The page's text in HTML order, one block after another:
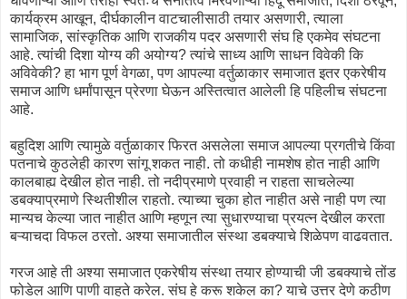
कार्यक्रम आखून, दीर्घकालीन वाटचालीसाठी तयार असणारी, त्याला
सामाजिक, सांस्कृतिक आणि राजकीय पदर असणारी संघ हि एकमेव संघटना
आहे. त्यांची दिशा योग्य की अयोग्य? त्यांचे साध्य आणि साधन विवेकी कि
अविवेकी? हा भाग पूर्ण वेगळा, पण आपल्या वर्तुळाकार समाजात इतर एकरेषीय
समाज आणि धर्मांपासून प्रेरणा घेऊन अस्तित्वात आलेली हि पहिलीच संघटना
आहे.
बहुदिश आणि त्यामुळे वर्तुळाकार फिरत असलेला समाज आपल्या प्रगतीचे किंवा
पतनाचे कुठलेही कारण सांगू शकत नाही. तो कधीही नामशेष होत नाही आणि
कालबाह्य देखील होत नाही. तो नदीप्रमाणे प्रवाही न राहता साचलेल्या
डबक्याप्रमाणे स्थितीशील राहतो. त्याच्या चुका होत नाहीत असे नाही पण त्या
मान्यच केल्या जात नाहीत आणि म्हणून त्या सुधारण्याचा प्रयत्न देखील करता
बऱ्याचदा विफल ठरतो. अश्या समाजातील संस्था डबक्याचे शिळेपण वाढवतात.
गरज आहे ती अश्या समाजात एकरेषीय संस्था तयार होण्याची जी डबक्याचे तोंड
फोडेल आणि पाणी वाहते करेल. संघ हे करू शकेल का? याचे उत्तर देणे कठीण